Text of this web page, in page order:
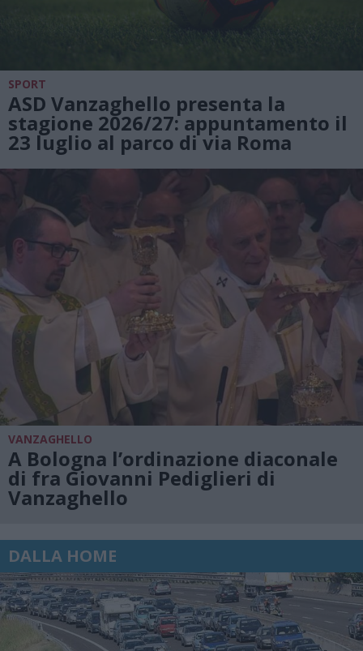
SPORT
ASD Vanzaghello presenta la
stagione 2026/27: appuntamento il
23 luglio al parco di via Roma
VANZAGHELLO
A Bologna l’ordinazione diaconale
di fra Giovanni Pediglieri di
Vanzaghello
DALLA HOME